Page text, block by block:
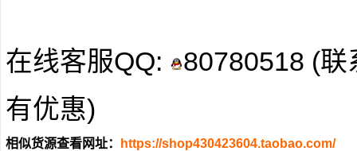
在线客服QQ:
80780518 (联
有优惠)
相似货源查看网址： https://shop430423604.taobao.com/